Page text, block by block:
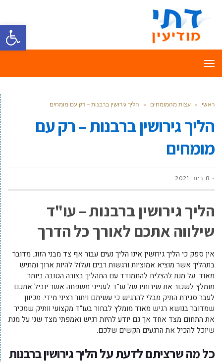
פתח
תפריט
ראשי » עצות מהמומחים » הליך גירושין ברבנות – רק עם מומחים
הליך גירושין ברבנות – רק עם
מומחים
8 ביוני 2021
הליך גירושין ברבנות – עו"ד
שילווה אתכם לאורך כל הדרך
אין ספק כי הליך גירושין אינו הליך נעים עבור אף צד מבני הזוג. מדובר
בתהליך אשר מוציא אמוציות ורגשות רבים ועלול להיות ארוך ומתיש
מאוד. על מנת להצליח להתמודד עם התהליך בצורה הטובה ביותר
מומלץ לשכור את שירותיו של עו"ד לענייני משפחה אשר יוביל אתכם
לעבר סגירת התיק מבלי להרגיש כי עשיתם ויתור רציני מידי. מכיוון
שמדובר בנושא רגיש מאוד מומלץ לבחור בעו"ד מקצועי וותיק שמכיר
את התחום מצד אחד אך גם יודע להיות רגיש ואמפתי מצד שני על מנת
שיוכל להכיל את הרגעים הקשים שלכם.
כל מה שרציתם לדעת על הליך גירושין ברבנות